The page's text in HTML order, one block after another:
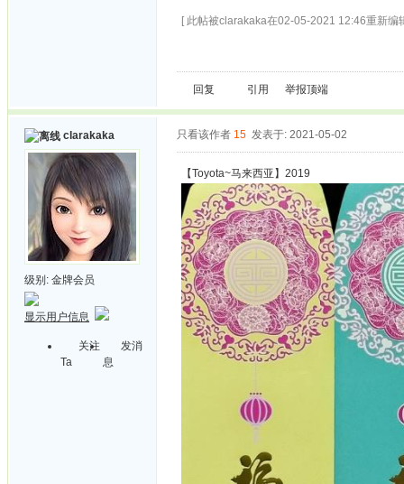
[ 此帖被clarakaka在02-05-2021 12:46重新编
回复 引用 举报顶端
clarakaka
级别: 金牌会员
显示用户信息
关注
Ta
发消
息
只看该作者 15 发表于: 2021-05-02
【Toyota~马来西亚】2019